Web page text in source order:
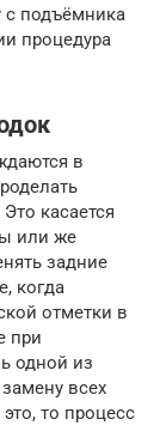
подъёмника
процедура
в
касается
или же
задние
когда
отметки в
при
одной из
всех
то процесс